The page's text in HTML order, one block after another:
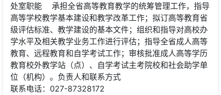
处室职能 承担全省高等教育教学的统筹管理工作，指导
高等学校教学基本建设和教学改革工作；拟订高等教育省
级评估标准、教学建设的基本文件；组织和指导对高校办
学水平及相关教学业务工作进行评估；指导全省成人高等
教育、远程教育和自学考试工作；审核批准成人高等学历
教育校外教学站（点）、自学考试主考院校和社会助学单
位（机构）。负责人和联系方式
联系电话：027-87328172